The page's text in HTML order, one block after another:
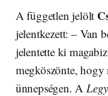
A független jelölt
jelentkezett: – Van
jelentette ki
megköszönte, hogy
ünnepségen. A